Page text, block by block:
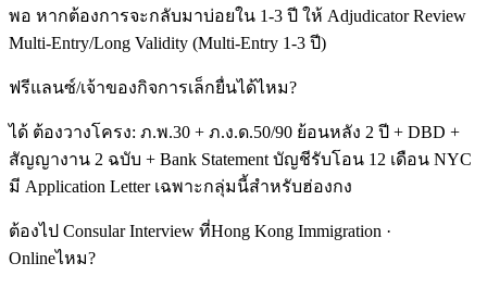
พอ หากต้องการจะกลับมาบ่อยใน 1-3 ปี ให้ Adjudicator Review
Multi-Entry/Long Validity (Multi-Entry 1-3 ปี)
ฟรีแลนซ์/เจ้าของกิจการเล็กยื่นได้ไหม?
ได้ ต้องวางโครง: ภ.พ.30 + ภ.ง.ด.50/90 ย้อนหลัง 2 ปี + DBD +
สัญญางาน 2 ฉบับ + Bank Statement บัญชีรับโอน 12 เดือน NYC
มี Application Letter เฉพาะกลุ่มนี้สำหรับฮ่องกง
ต้องไป Consular Interview ที่Hong Kong Immigration ·
Onlineไหม?